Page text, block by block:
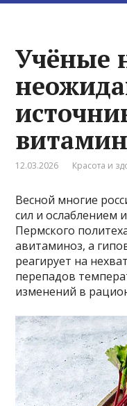
Учёные
12.03.2026 Красота и
Весной многие
сил и ослаблением
Пермского
авитаминоз, а
реагирует на
перепадов
изменений в